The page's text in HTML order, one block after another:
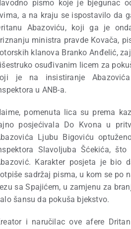
Asocijacija
Mladi Evrope
Kontakt
pismo koje je bjegunac
a na kraju se ispostavilo da
Abazoviću, koji ga je
ministra pravde Kovača,
klanova Branko Anđelić,
osuđivanim licem za
je na insistiranje
u ANB-a.
pomenuta lica su prema
posjećivala Do Kvona u
Ljubu Bigoviću
Slavoljuba Šćekića,
Karakter posjeta je bio
sadržaj pisma, u kom se po
sa Spajićem, u zamjenu za
šansu da pokuša bjekstvo.
i naručilac ove afere